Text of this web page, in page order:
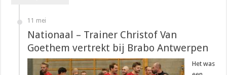
11 mei
Nationaal – Trainer Christof Van
Goethem vertrekt bij Brabo Antwerpen
Het was